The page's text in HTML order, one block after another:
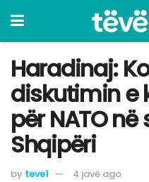
Haradinaj:
diskutimin e
për NATO
Shqipëri
by teve1 4 javë ago